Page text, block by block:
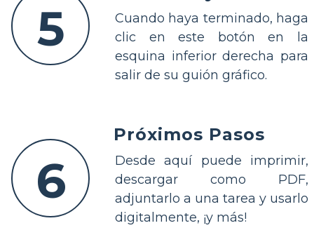
5
Cuando haya terminado, haga
clic en este botón en la
esquina inferior derecha para
salir de su guión gráfico.
6
Próximos Pasos
Desde aquí puede imprimir,
descargar como PDF,
adjuntarlo a una tarea y usarlo
digitalmente, ¡y más!